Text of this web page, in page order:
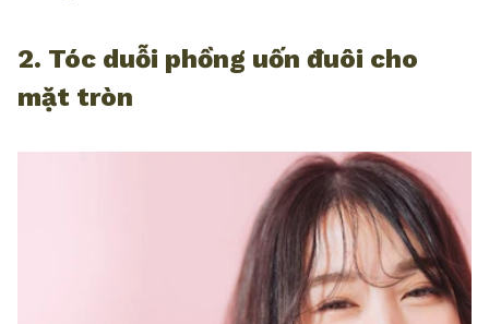
2. Tóc duỗi phồng uốn đuôi cho
mặt tròn